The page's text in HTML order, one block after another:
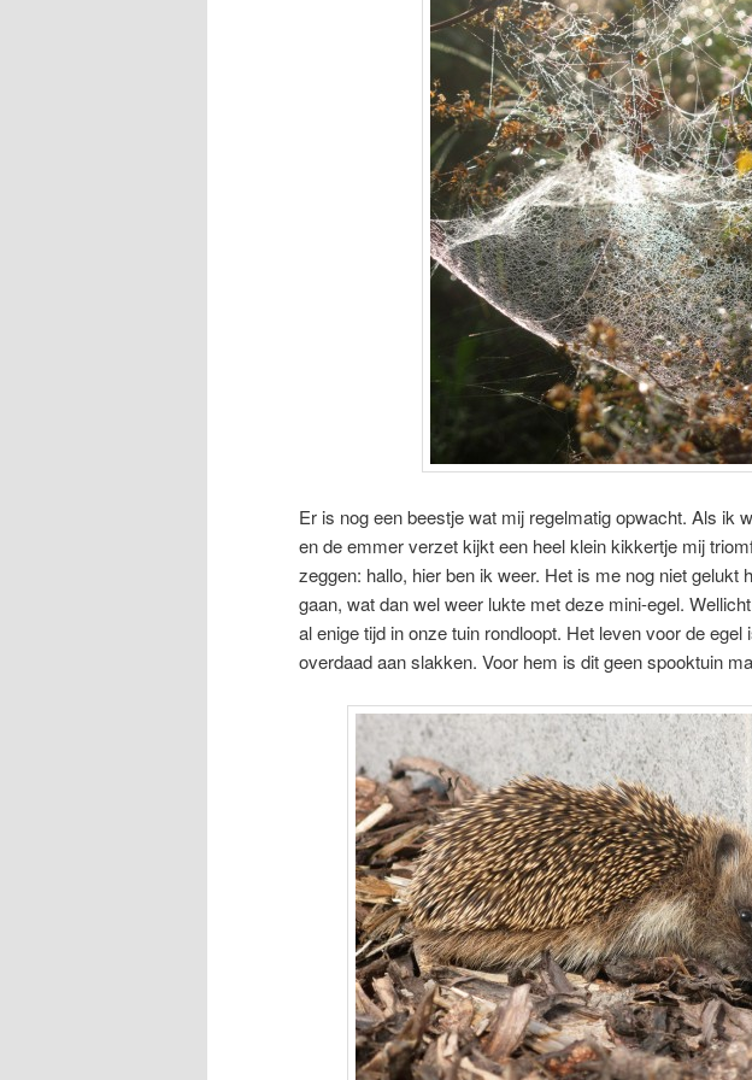
Er is nog een beestje wat mij regelmatig opwacht. Als ik
en de emmer verzet kijkt een heel klein kikkertje mij
zeggen: hallo, hier ben ik weer. Het is me nog niet gelukt
gaan, wat dan wel weer lukte met deze mini-egel.
al enige tijd in onze tuin rondloopt. Het leven voor de
overdaad aan slakken. Voor hem is dit geen spooktuin